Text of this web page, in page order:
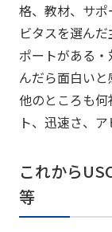
格、教材、サ
ビタスを選ん
ポートがある
んだら面白いと
他のところも
ト、迅速さ、
これから
等